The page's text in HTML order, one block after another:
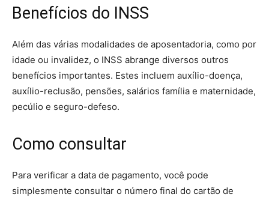
Benefícios do INSS
Além das várias modalidades de aposentadoria, como por
idade ou invalidez, o INSS abrange diversos outros
benefícios importantes. Estes incluem auxílio-doença,
auxílio-reclusão, pensões, salários família e maternidade,
pecúlio e seguro-defeso.
Como consultar
Para verificar a data de pagamento, você pode
simplesmente consultar o número final do cartão de